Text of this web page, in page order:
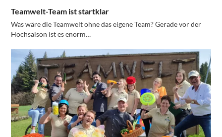
Teamwelt-Team ist startklar
Was wäre die Teamwelt ohne das eigene Team? Gerade vor der
Hochsaison ist es enorm…